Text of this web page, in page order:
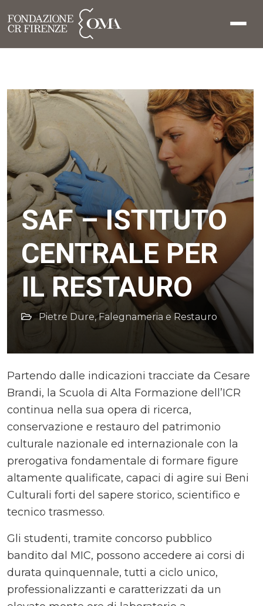
SAF – ISTITUTO
CENTRALE PER
IL RESTAURO
Pietre Dure, Falegnameria e Restauro
Partendo dalle indicazioni tracciate da Cesare
Brandi, la Scuola di Alta Formazione dell’ICR
continua nella sua opera di ricerca,
conservazione e restauro del patrimonio
culturale nazionale ed internazionale con la
prerogativa fondamentale di formare figure
altamente qualificate, capaci di agire sui Beni
Culturali forti del sapere storico, scientifico e
tecnico trasmesso.
Gli studenti, tramite concorso pubblico
bandito dal MIC, possono accedere ai corsi di
durata quinquennale, tutti a ciclo unico,
professionalizzanti e caratterizzati da un